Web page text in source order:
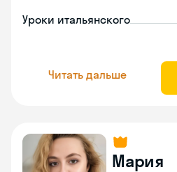
Уроки итальянского
Читать дальше
Мария